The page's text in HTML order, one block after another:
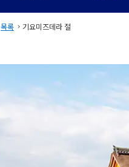
목록 기요미즈데라 절